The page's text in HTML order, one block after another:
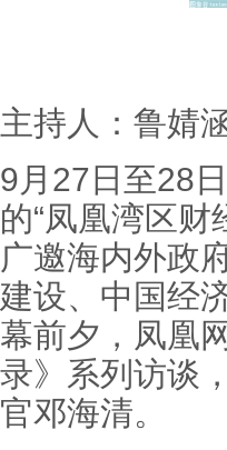
主持人：鲁婧
9月27日至28
的“凤凰湾区
广邀海内外政
建设、中国经
幕前夕，凤凰
录》系列访谈
官邓海清。